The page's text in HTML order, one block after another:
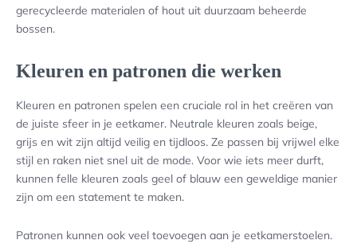
gerecycleerde materialen of hout uit duurzaam beheerde
bossen.
Kleuren en patronen die werken
Kleuren en patronen spelen een cruciale rol in het creëren van
de juiste sfeer in je eetkamer. Neutrale kleuren zoals beige,
grijs en wit zijn altijd veilig en tijdloos. Ze passen bij vrijwel elke
stijl en raken niet snel uit de mode. Voor wie iets meer durft,
kunnen felle kleuren zoals geel of blauw een geweldige manier
zijn om een statement te maken.
Patronen kunnen ook veel toevoegen aan je eetkamerstoelen.